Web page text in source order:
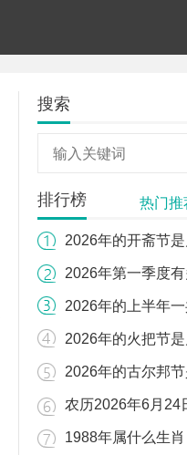
搜索
排行榜 热门推
2026年的开斋节是
2026年第一季度
2026年的上半年
2026年的火把节是
2026年的古尔邦
农历2026年6月24
1988年属什么生肖